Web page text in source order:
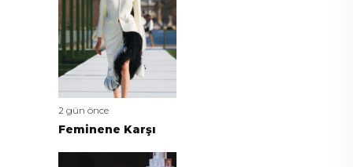
2 gün önce
Feminene Karşı